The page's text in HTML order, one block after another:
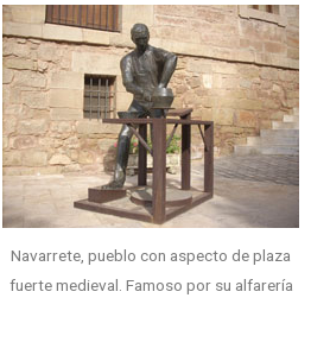
Navarrete, pueblo con aspecto de plaza
fuerte medieval. Famoso por su alfarería